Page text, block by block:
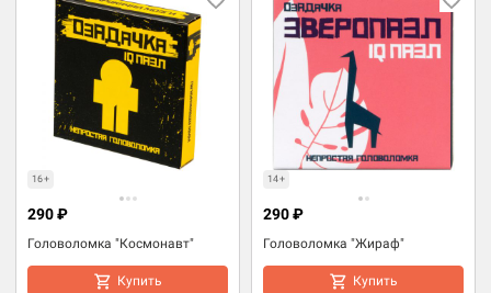
16+
Головоломка "Космонавт"
290 ₽
Купить
14+
Головоломка "Жираф"
290 ₽
Купить